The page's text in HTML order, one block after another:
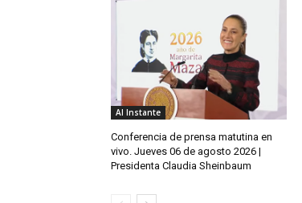
Al Instante
Conferencia de prensa matutina en
vivo. Jueves 06 de agosto 2026 |
Presidenta Claudia Sheinbaum